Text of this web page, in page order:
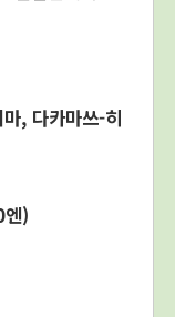
, 다카마쓰-히
)